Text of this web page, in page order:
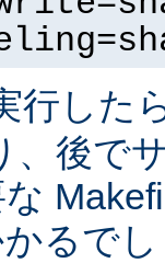
行した
、後で
るで